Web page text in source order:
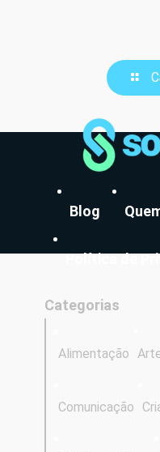
Blog
Política de
Categorias
Alimentação
Comunicação